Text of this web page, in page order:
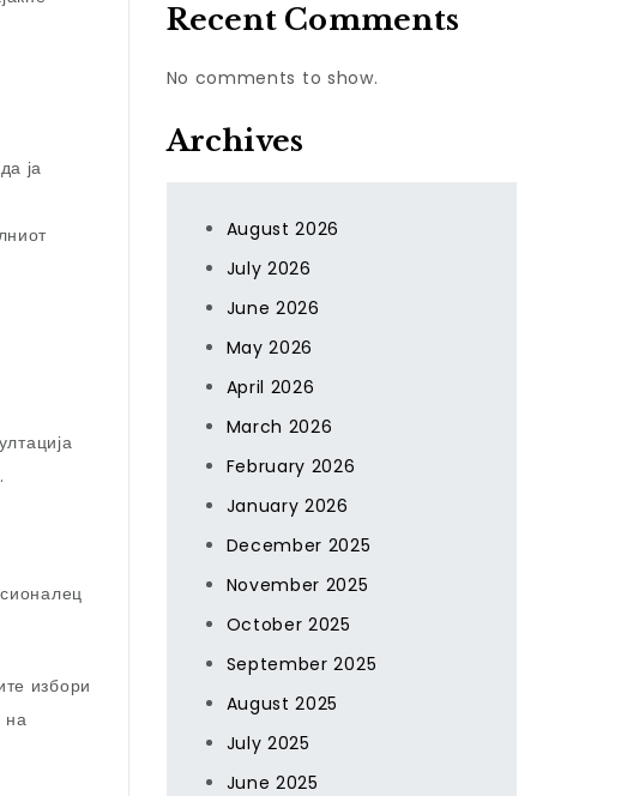
ја
избори
на
Recent Comments
No comments to show.
Archives
August 2026
July 2026
June 2026
May 2026
April 2026
March 2026
February 2026
January 2026
December 2025
November 2025
October 2025
September 2025
August 2025
July 2025
June 2025